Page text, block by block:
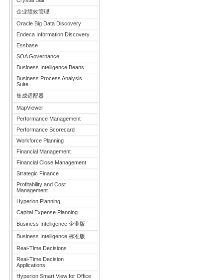
企业绩效管理
Oracle Big Data Discovery
Endeca Information Discovery
Essbase
SOA Governance
Business Intelligence Beans
Business Process Analysis
Suite
集成适配器
MapViewer
Performance Management
Performance Scorecard
Workforce Planning
Financial Management
Financial Close Management
Strategic Finance
Profitability and Cost
Management
Hyperion Planning
Capital Expense Planning
Business Intelligence 企业版
Business Intelligence 标准版
Real-Time Decisions
Real-Time Decision
Applications
Hyperion Smart View for Office